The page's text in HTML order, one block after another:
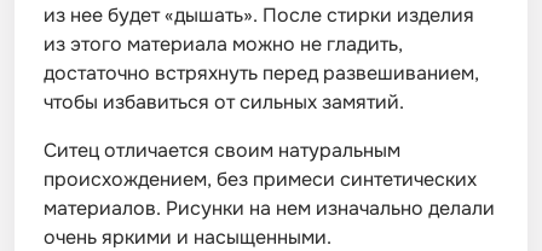
из нее будет «дышать». После стирки изделия
из этого материала можно не гладить,
достаточно встряхнуть перед развешиванием,
чтобы избавиться от сильных замятий.
Ситец отличается своим натуральным
происхождением, без примеси синтетических
материалов. Рисунки на нем изначально делали
очень яркими и насыщенными.